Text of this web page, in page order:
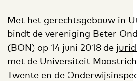
Met het gerechtsgebouw in
bindt de vereniging Beter
(BON) op 14 juni 2018 de
met de Universiteit
Twente en de